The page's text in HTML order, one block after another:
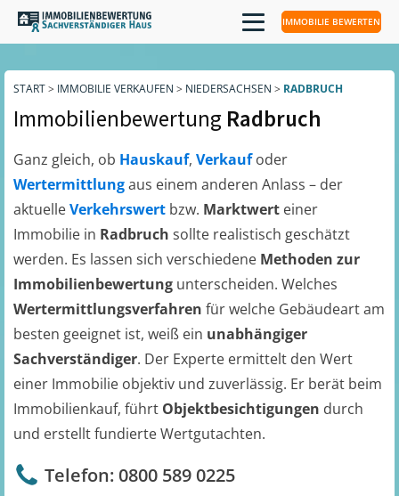
IMMOBILIE BEWERTEN
START> IMMOBILIE VERKAUFEN > NIEDERSACHSEN > RADBRUCH
Immobilienbewertung Radbruch
Ganz gleich, ob Hauskauf, Verkaufoder
Wertermittlungaus einem anderen Anlass – der
aktuelleVerkehrswert bzw. Marktwert einer
Immobilie in Radbruch sollte realistisch geschätzt
werden. Es lassen sich verschiedene Methoden zur
Immobilienbewertung unterscheiden. Welches
Wertermittlungsverfahren für welche Gebäudeart am
besten geeignet ist, weiß ein unabhängiger
Sachverständiger. Der Experte ermittelt den Wert
einer Immobilie objektiv und zuverlässig. Er berät beim
Immobilienkauf, führt Objektbesichtigungen durch
und erstellt fundierte Wertgutachten.
Telefon: 0800 589 0225